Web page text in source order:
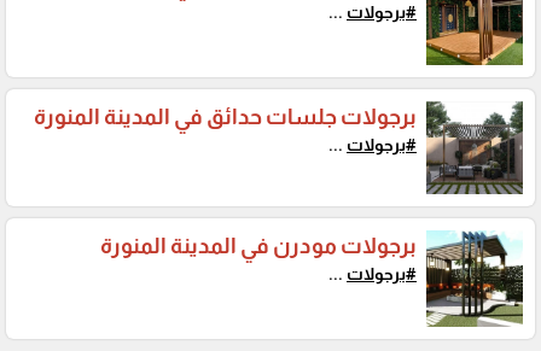
#برجولات ...
برجولات جلسات حدائق في المدينة المنورة
#برجولات ...
برجولات مودرن في المدينة المنورة
#برجولات ...